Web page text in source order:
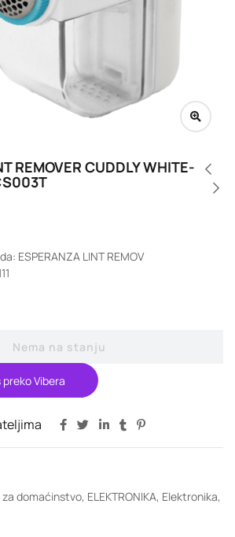
REMOVER CUDDLY WHITE-
ESPERANZA LINT REMOV
Nema na stanju
Vibera
domaćinstvo, ELEKTRONIKA, Elektronika,